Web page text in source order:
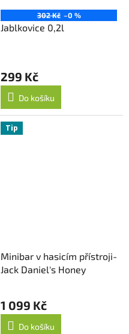
302 Kč –0 %
Jablkovice 0,2l
299 Kč
Do košíku
Tip
Minibar v hasicím přístroji-
Jack Daniel's Honey
1 099 Kč
Do košíku